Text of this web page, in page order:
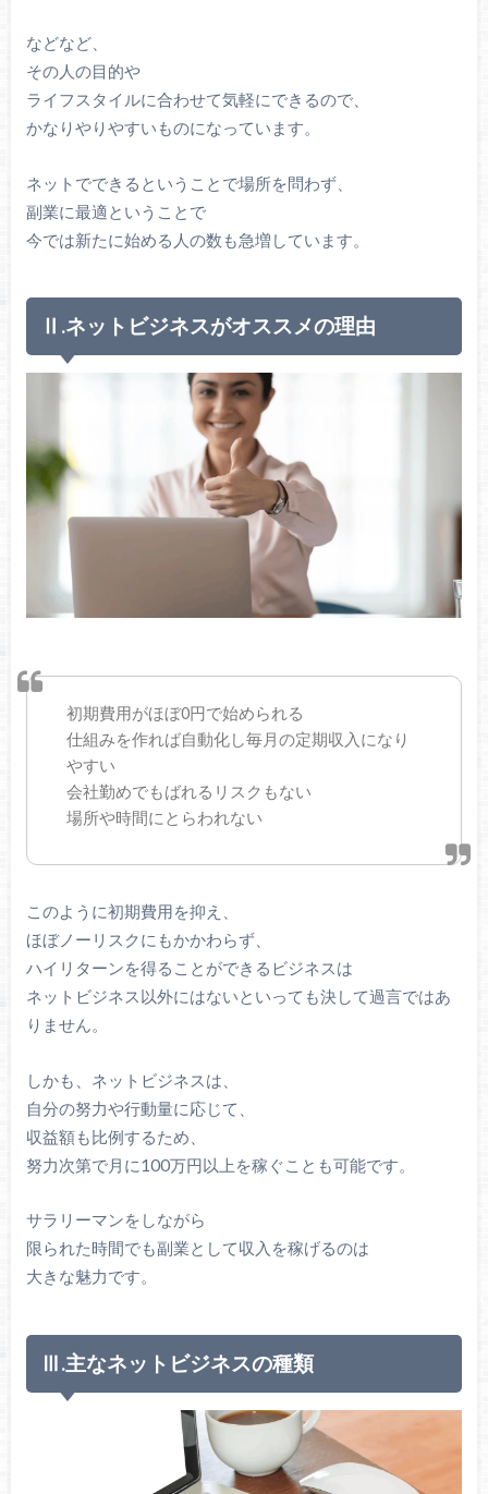
などなど、
その人の目的や
ライフスタイルに合わせて気軽にできるので、
かなりやりやすいものになっています。
ネットでできるということで場所を問わず、
副業に最適ということで
今では新たに始める人の数も急増しています。
Ⅱ.ネットビジネスがオススメの理由
初期費用がほぼ0円で始められる
仕組みを作れば自動化し毎月の定期収入になり
やすい
会社勤めでもばれるリスクもない
場所や時間にとらわれない
このように初期費用を抑え、
ほぼノーリスクにもかかわらず、
ハイリターンを得ることができるビジネスは
ネットビジネス以外にはないといっても決して過言ではあ
りません。
しかも、ネットビジネスは、
自分の努力や行動量に応じて、
収益額も比例するため、
努力次第で月に100万円以上を稼ぐことも可能です。
サラリーマンをしながら
限られた時間でも副業として収入を稼げるのは
大きな魅力です。
Ⅲ.主なネットビジネスの種類